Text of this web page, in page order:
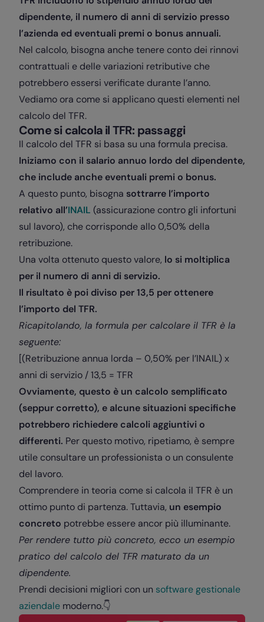
dipendente, il numero di anni di servizio presso
l’azienda ed eventuali premi o bonus annuali.
Nel calcolo, bisogna anche tenere conto dei rinnovi
contrattuali e delle variazioni retributive che
potrebbero essersi verificate durante l’anno.
Vediamo ora come si applicano questi elementi nel
calcolo del TFR.
Come si calcola il TFR: passaggi
Il calcolo del TFR si basa su una formula precisa.
Iniziamo con il salario annuo lordo del dipendente,
che include anche eventuali premi o bonus.
A questo punto, bisogna sottrarre l’importo
relativo all’INAIL (assicurazione contro gli infortuni
sul lavoro), che corrisponde allo 0,50% della
retribuzione.
Una volta ottenuto questo valore, lo si moltiplica
per il numero di anni di servizio.
Il risultato è poi diviso per 13,5 per ottenere
l’importo del TFR.
Ricapitolando, la formula per calcolare il TFR è la
seguente:
[(Retribuzione annua lorda – 0,50% per l’INAIL) x
anni di servizio / 13,5 = TFR
Ovviamente, questo è un calcolo semplificato
(seppur corretto), e alcune situazioni specifiche
potrebbero richiedere calcoli aggiuntivi o
differenti. Per questo motivo, ripetiamo, è sempre
utile consultare un professionista o un consulente
del lavoro.
Comprendere in teoria come si calcola il TFR è un
ottimo punto di partenza. Tuttavia, un esempio
concreto potrebbe essere ancor più illuminante.
Per rendere tutto più concreto, ecco un esempio
pratico del calcolo del TFR maturato da un
dipendente.
Prendi decisioni migliori con un software gestionale
aziendale moderno.👇